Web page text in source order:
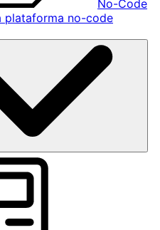
No-Code
plataforma no-code